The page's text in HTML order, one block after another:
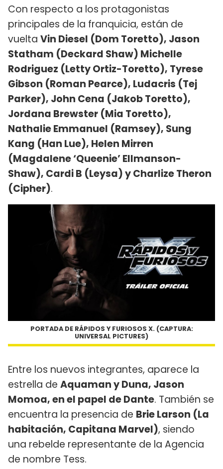
Con respecto a los protagonistas
principales de la franquicia, están de
vuelta Vin Diesel (Dom Toretto), Jason
Statham (Deckard Shaw) Michelle
Rodriguez (Letty Ortiz-Toretto), Tyrese
Gibson (Roman Pearce), Ludacris (Tej
Parker), John Cena (Jakob Toretto),
Jordana Brewster (Mia Toretto),
Nathalie Emmanuel (Ramsey), Sung
Kang (Han Lue), Helen Mirren
(Magdalene ‘Queenie’ Ellmanson-
Shaw), Cardi B (Leysa) y Charlize Theron
(Cipher).
PORTADA DE RÁPIDOS Y FURIOSOS X. (CAPTURA:
UNIVERSAL PICTURES)
Entre los nuevos integrantes, aparece la
estrella de Aquaman y Duna, Jason
Momoa, en el papel de Dante. También se
encuentra la presencia de Brie Larson (La
habitación, Capitana Marvel), siendo
una rebelde representante de la Agencia
de nombre Tess.